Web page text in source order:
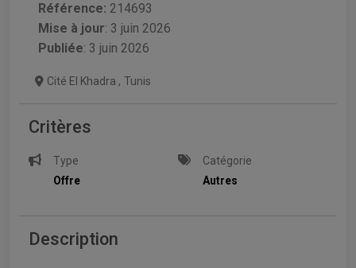
Référence: 214693
Mise à jour: 3 juin 2026
Publiée: 3 juin 2026
Cité El Khadra , Tunis
Critères
Type
Offre
Catégorie
Autres
Description